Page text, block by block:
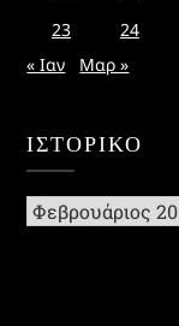
23
24
« Ιαν
Μαρ »
ΙΣΤΟΡΙΚΌ
Ιστορικό